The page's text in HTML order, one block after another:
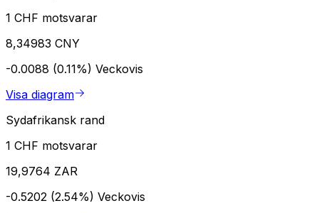
1 CHF motsvarar
8,34983 CNY
-0.0088 (0.11%) Veckovis
Visa diagram
Sydafrikansk rand
1 CHF motsvarar
19,9764 ZAR
-0.5202 (2.54%) Veckovis